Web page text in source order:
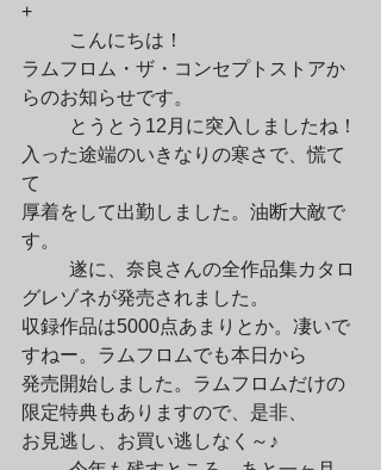
+
ラムフロム・ザ・コンセプトストアか
らのお知らせです。
入った途端のいきなりの寒さで、慌て
て
厚着をして出勤しました。油断大敵で
す。
グレゾネが発売されました。
収録作品は5000点あまりとか。凄いで
すねー。ラムフロムでも本日から
発売開始しました。ラムフロムだけの
限定特典もありますので、是非、
お見逃し、お買い逃しなく～♪